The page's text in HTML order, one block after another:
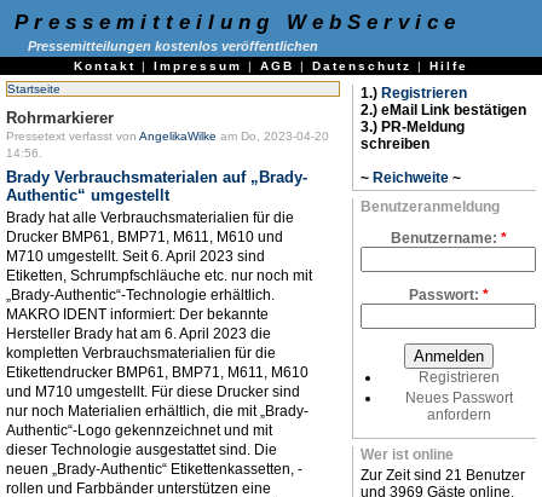
Pressemitteilung WebService
Pressemitteilungen kostenlos veröffentlichen
Kontakt | Impressum | AGB | Datenschutz | Hilfe
Startseite
Rohrmarkierer
Pressetext verfasst von AngelikaWilke am Do, 2023-04-20
14:56.
Brady Verbrauchsmaterialen auf „Brady-
Authentic“ umgestellt
Brady hat alle Verbrauchsmaterialien für die
Drucker BMP61, BMP71, M611, M610 und
M710 umgestellt. Seit 6. April 2023 sind
Etiketten, Schrumpfschläuche etc. nur noch mit
„Brady-Authentic“-Technologie erhältlich.
MAKRO IDENT informiert: Der bekannte
Hersteller Brady hat am 6. April 2023 die
kompletten Verbrauchsmaterialien für die
Etikettendrucker BMP61, BMP71, M611, M610
und M710 umgestellt. Für diese Drucker sind
nur noch Materialien erhältlich, die mit „Brady-
Authentic“-Logo gekennzeichnet und mit
dieser Technologie ausgestattet sind. Die
neuen „Brady-Authentic“ Etikettenkassetten, -
rollen und Farbbänder unterstützen eine
1.) Registrieren
2.) eMail Link bestätigen
3.) PR-Meldung
schreiben
~ Reichweite ~
Benutzeranmeldung
Benutzername: *
Passwort: *
Registrieren
Neues Passwort
anfordern
Wer ist online
Zur Zeit sind 21 Benutzer
und 3969 Gäste online.